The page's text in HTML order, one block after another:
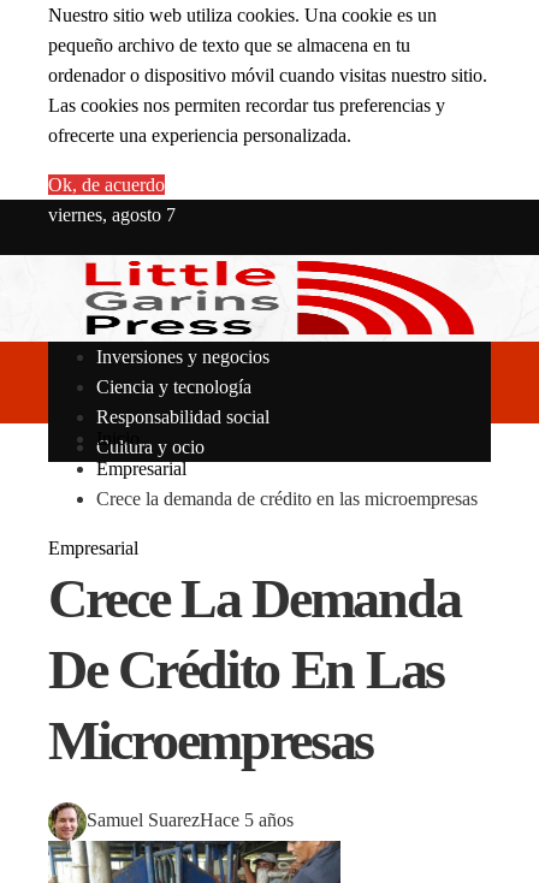
Nuestro sitio web utiliza cookies. Una cookie es un
pequeño archivo de texto que se almacena en tu
ordenador o dispositivo móvil cuando visitas nuestro sitio.
Las cookies nos permiten recordar tus preferencias y
ofrecerte una experiencia personalizada.
Ok, de acuerdo
viernes, agosto 7
Inversiones y negocios
Ciencia y tecnología
Responsabilidad social
Cultura y ocio
Inicio
Empresarial
Crece la demanda de crédito en las microempresas
Empresarial
Crece La Demanda
De Crédito En Las
Microempresas
Samuel SuarezHace 5 años